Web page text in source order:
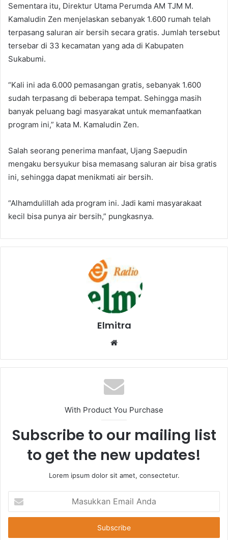
Sementara itu, Direktur Utama Perumda AM TJM M.
Kamaludin Zen menjelaskan sebanyak 1.600 rumah telah
terpasang saluran air bersih secara gratis. Jumlah tersebut
tersebar di 33 kecamatan yang ada di Kabupaten
Sukabumi.
“Kali ini ada 6.000 pemasangan gratis, sebanyak 1.600
sudah terpasang di beberapa tempat. Sehingga masih
banyak peluang bagi masyarakat untuk memanfaatkan
program ini,” kata M. Kamaludin Zen.
Salah seorang penerima manfaat, Ujang Saepudin
mengaku bersyukur bisa memasang saluran air bisa gratis
ini, sehingga dapat menikmati air bersih.
“Alhamdulillah ada program ini. Jadi kami masyarakaat
kecil bisa punya air bersih,” pungkasnya.
Elmitra
Website
With Product You Purchase
Subscribe to our mailing list
to get the new updates!
Lorem ipsum dolor sit amet, consectetur.
Email
Anda